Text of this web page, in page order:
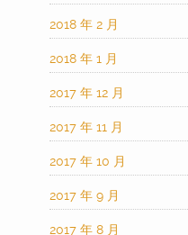
2018 年 2 月
2018 年 1 月
2017 年 12 月
2017 年 11 月
2017 年 10 月
2017 年 9 月
2017 年 8 月